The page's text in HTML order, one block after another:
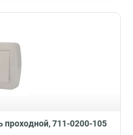
проходной, 711-0200-105